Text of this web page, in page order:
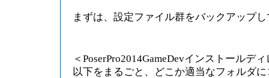
まずは、設定ファイル群をバックアップ
＜PoserPro2014GameDevインストールデ
以下をまるごと、どこか適当なフォルダ